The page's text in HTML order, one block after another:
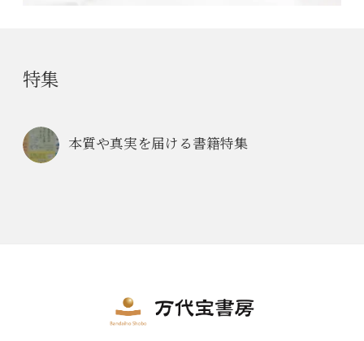
特集
本質や真実を届ける書籍特集